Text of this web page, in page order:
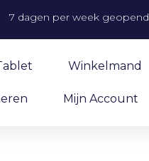
7 dagen per week geopend
Winkelmand
Mijn Account